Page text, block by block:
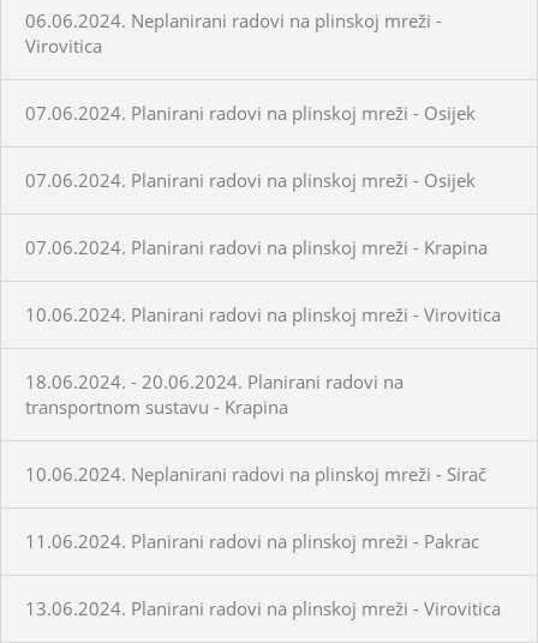
06.06.2024. Neplanirani radovi na plinskoj mreži -
Virovitica
07.06.2024. Planirani radovi na plinskoj mreži - Osijek
07.06.2024. Planirani radovi na plinskoj mreži - Osijek
07.06.2024. Planirani radovi na plinskoj mreži - Krapina
10.06.2024. Planirani radovi na plinskoj mreži - Virovitica
18.06.2024. - 20.06.2024. Planirani radovi na
transportnom sustavu - Krapina
10.06.2024. Neplanirani radovi na plinskoj mreži - Sirač
11.06.2024. Planirani radovi na plinskoj mreži - Pakrac
13.06.2024. Planirani radovi na plinskoj mreži - Virovitica